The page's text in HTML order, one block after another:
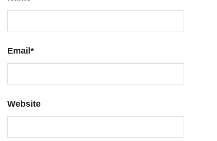
Email *
Website